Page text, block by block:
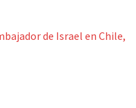
de Israel en Chile,